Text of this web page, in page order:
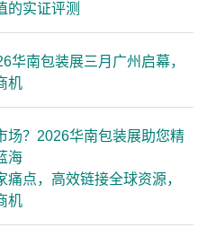
的实证评测
华南包装展三月广州启幕，
机
场？2026华南包装展助您精
海
点，高效链接全球资源，
机